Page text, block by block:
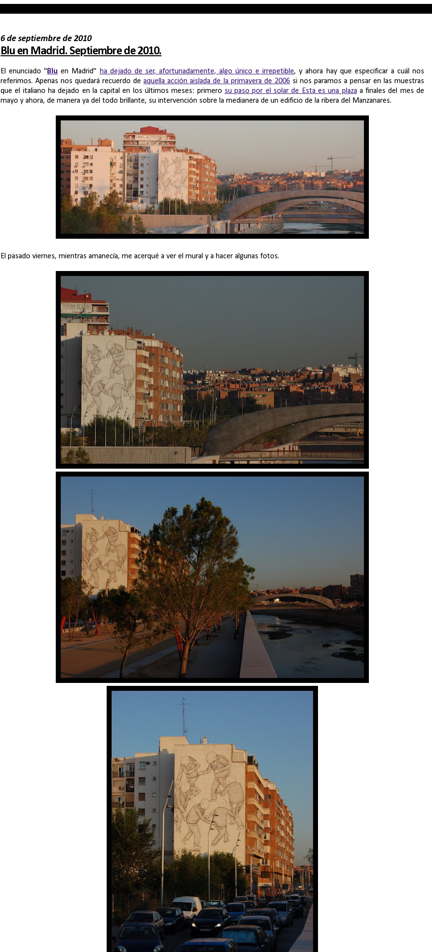
6 de septiembre de 2010
Blu en Madrid. Septiembre de 2010.
El enunciado " Blu en Madrid" ha dejado de ser, afortunadamente, algo único e irrepetible, y ahora hay que especificar a cuál nos
referimos. Apenas nos quedará recuerdo deaquella acción aislada de la primavera de 2006 si nos paramos a pensar en las muestras
que el italiano ha dejado en la capital en los últimos meses: primero su paso por el solar de Esta es una plaza a finales del mes de
mayo y ahora, de manera ya del todo brillante, su intervención sobre la medianera de un edificio de la ribera del Manzanares.
El pasado viernes, mientras amanecía, me acerqué a ver el mural y a hacer algunas fotos.